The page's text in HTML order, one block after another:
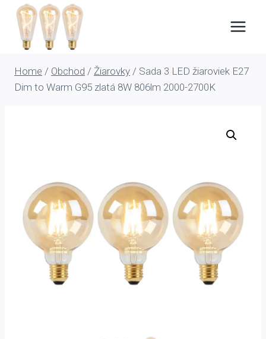
Skip
content
Home / Obchod / Žiarovky / Sada 3 LED žiaroviek E27
Dim to Warm G95 zlatá 8W 806lm 2000-2700K